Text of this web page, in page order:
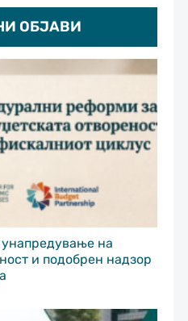
ОБЈАВИ
на
и подобрен надзор